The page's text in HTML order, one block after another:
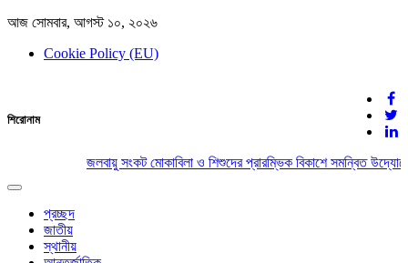
আজ সোমবার, আগস্ট ১০, ২০২৬
Cookie Policy (EU)
দেশের খবর
যুক্ত থাকুন দেশের সঙ্গে
শিরোনাম
জলবায়ু সংকট মোকাবিলা ও শিশুদের প্রারম্ভিক বিকাশে সমন্বিত
Toggle
navigation
প্রচ্ছদ
জাতীয়
স্থানীয়